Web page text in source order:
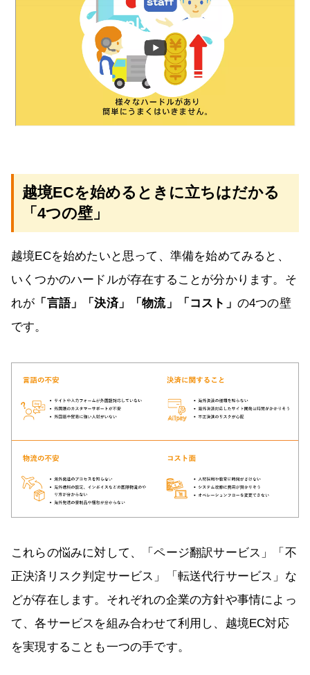
越境ECを始めるときに立ちはだかる
「4つの壁」
越境ECを始めたいと思って、準備を始めてみると、
いくつかのハードルが存在することが分かります。そ
れが 「言語」「決済」「物流」「コスト」 の4つの壁
です。
これらの悩みに対して、「ページ翻訳サービス」「不
正決済リスク判定サービス」「転送代行サービス」な
どが存在します。それぞれの企業の方針や事情によっ
て、各サービスを組み合わせて利用し、越境EC対応
を実現することも一つの手です。